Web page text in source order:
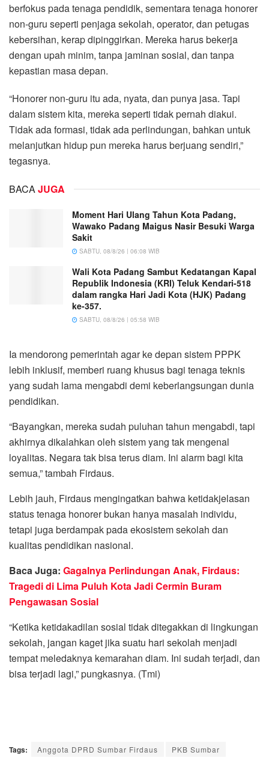
berfokus pada tenaga pendidik, sementara tenaga honorer
non-guru seperti penjaga sekolah, operator, dan petugas
kebersihan, kerap dipinggirkan. Mereka harus bekerja
dengan upah minim, tanpa jaminan sosial, dan tanpa
kepastian masa depan.
“Honorer non-guru itu ada, nyata, dan punya jasa. Tapi
dalam sistem kita, mereka seperti tidak pernah diakui.
Tidak ada formasi, tidak ada perlindungan, bahkan untuk
melanjutkan hidup pun mereka harus berjuang sendiri,”
tegasnya.
BACAJUGA
Moment Hari Ulang Tahun Kota Padang,
Wawako Padang Maigus Nasir Besuki Warga
Sakit
SABTU, 08/8/26 | 06:08 WIB
Wali Kota Padang Sambut Kedatangan Kapal
Republik Indonesia (KRI) Teluk Kendari-518
dalam rangka Hari Jadi Kota (HJK) Padang
ke-357.
SABTU, 08/8/26 | 05:58 WIB
Ia mendorong pemerintah agar ke depan sistem PPPK
lebih inklusif, memberi ruang khusus bagi tenaga teknis
yang sudah lama mengabdi demi keberlangsungan dunia
pendidikan.
“Bayangkan, mereka sudah puluhan tahun mengabdi, tapi
akhirnya dikalahkan oleh sistem yang tak mengenal
loyalitas. Negara tak bisa terus diam. Ini alarm bagi kita
semua,” tambah Firdaus.
Lebih jauh, Firdaus mengingatkan bahwa ketidakjelasan
status tenaga honorer bukan hanya masalah individu,
tetapi juga berdampak pada ekosistem sekolah dan
kualitas pendidikan nasional.
Baca Juga: Gagalnya Perlindungan Anak, Firdaus:
Tragedi di Lima Puluh Kota Jadi Cermin Buram
Pengawasan Sosial
“Ketika ketidakadilan sosial tidak ditegakkan di lingkungan
sekolah, jangan kaget jika suatu hari sekolah menjadi
tempat meledaknya kemarahan diam. Ini sudah terjadi, dan
bisa terjadi lagi,” pungkasnya. (Tmi)
Tags: Anggota DPRD Sumbar Firdaus PKB Sumbar